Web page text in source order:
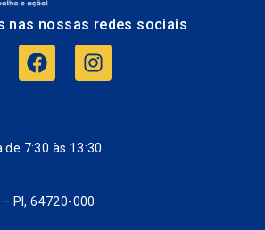
nas nossas redes sociais
7:30 às 13:30.
PI, 64720-000